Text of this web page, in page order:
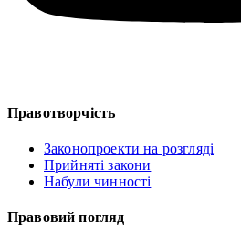
Правотворчість
Законопроекти на розгляді
Прийняті закони
Набули чинності
Правовий погляд